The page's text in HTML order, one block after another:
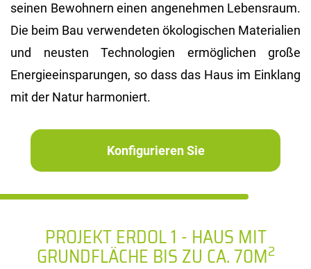
seinen Bewohnern einen angenehmen Lebensraum.
Die beim Bau verwendeten ökologischen Materialien
und neusten Technologien ermöglichen große
Energieeinsparungen, so dass das Haus im Einklang
mit der Natur harmoniert.
Konfigurieren Sie
PROJEKT ERDOL 1 - HAUS MIT
GRUNDFLÄCHE BIS ZU CA. 70M2